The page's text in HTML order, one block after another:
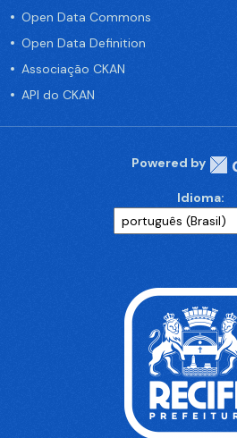
Open Data Commons
Open Data Definition
Associação CKAN
API do CKAN
Powered by
Idioma